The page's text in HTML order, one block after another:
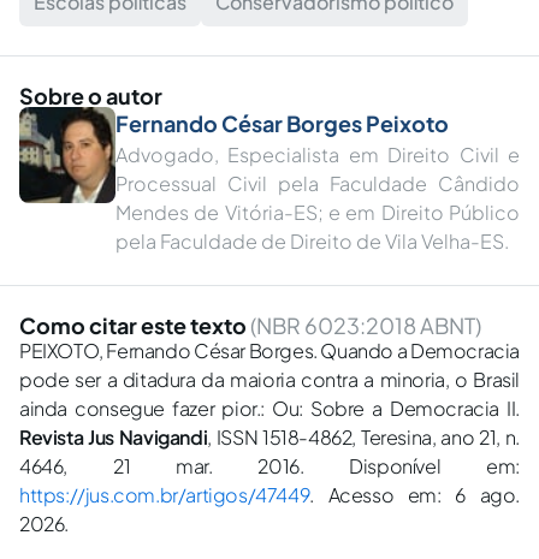
Sobre o autor
Fernando César Borges Peixoto
Advogado, Especialista em Direito Civil e
Processual Civil pela Faculdade Cândido
Mendes de Vitória-ES; e em Direito Público
pela Faculdade de Direito de Vila Velha-ES.
Como citar este texto (NBR 6023:2018 ABNT)
PEIXOTO, Fernando César Borges. Quando a Democracia
pode ser a ditadura da maioria contra a minoria, o Brasil
ainda consegue fazer pior.: Ou: Sobre a Democracia II.
Revista Jus Navigandi, ISSN 1518-4862, Teresina, ano 21, n.
4646, 21 mar. 2016. Disponível em:
https://jus.com.br/artigos/47449. Acesso em: 6 ago.
2026.